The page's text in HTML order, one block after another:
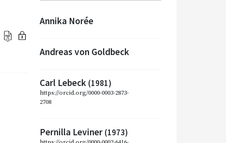
Annika Norée
Andreas von Goldbeck
Carl Lebeck (1981)
https://orcid.org/0000-0003-2873-
2708
Pernilla Leviner (1973)